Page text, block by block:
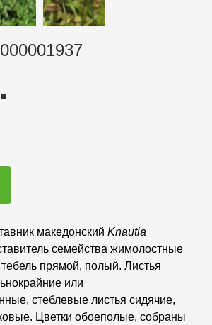
000001937
македонский Knautia
семейства жимолостные
прямой, полый. Листья
или
стеблевые листья сидячие,
Цветки обоеполые, собраны